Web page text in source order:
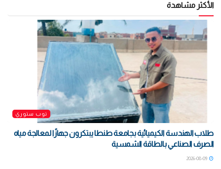
الأكثر مشاهدة
توب ستوري
طلاب الهندسة الكيميائية بجامعة طنطا يبتكرون جهازًا لمعالجة مياه
الصرف الصناعي بالطاقة الشمسية